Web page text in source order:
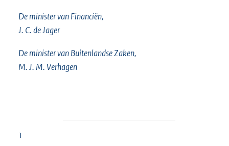
De minister van Financiën,
J. C. de Jager
De minister van Buitenlandse Zaken,
M. J. M. Verhagen
1